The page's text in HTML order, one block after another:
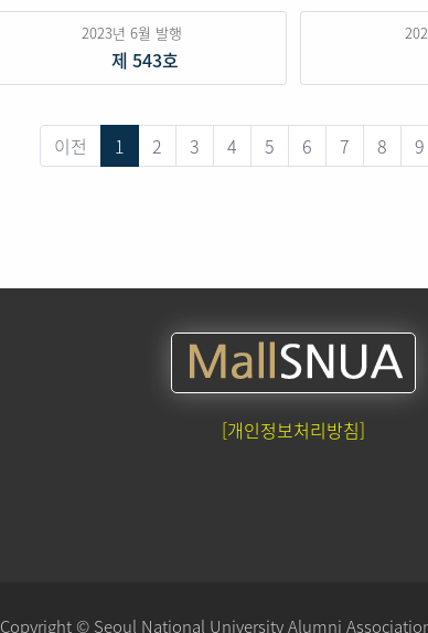
2023년 6월 발행
제 543호
이전 1 2 3 4 5 6 7 8 9
[개인정보처리방침]
Copyright © Seoul National University Alumni